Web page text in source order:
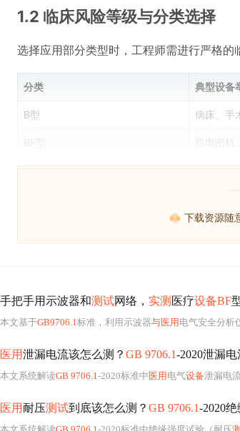
1.2 临床风险等级与分类选择
选择应用部分类型时，工程师需进行严格的
分类 典型设备
B型 病床、手
BF型 肌电图机
下载资源随
手把手用示波器和测试网络， 实测 医疗设备BF
本文基于GB9706.1标准，利用示波器与医用 电气安全分析
医用泄漏电流该怎么测？ GB 9706.1-2020泄漏电
本文系统解读GB 9706.1-2020标准中医用 电气设备泄漏电
医用耐压测试到底该怎么测？ GB 9706.1-2020